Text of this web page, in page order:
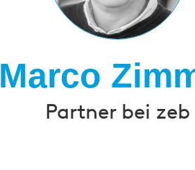
Marco
Partner bei zeb